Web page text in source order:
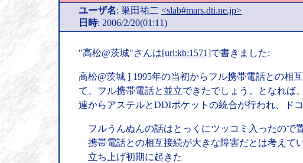
ユーザ名: 巣田祐二 <slab#mars.dti.ne.jp>
日時: 2006/2/20(01:11)
"高松@茨城"さんは[url:kb:1571]で書きました:
高松@茨城 ] 1995年の当初からフル携帯電話との相
て、フル携帯電話と並立できたでしょう。となれ
連からアステルとDDIポケットの統合が行われ、ド
フルうんぬんの話はとっくにツッコミ入ったので
携帯電話との相互接続が大きな障害だとは考えてい
立ち上げ初期に起きた